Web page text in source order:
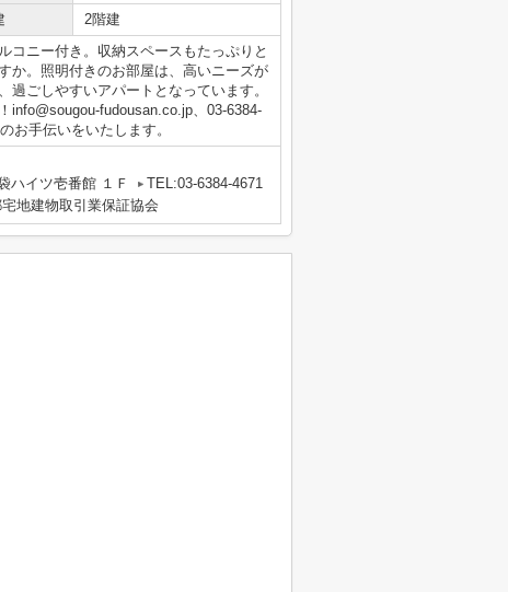
2階建
コニー付き。収納スペースもたっぷりと
か。照明付きのお部屋は、高いニーズが
ごしやすいアパートとなっています。
info@sougou-fudousan.co.jp、03-6384-
お手伝いをいたします。
ハイツ壱番館 １Ｆ
TEL:03-6384-4671
宅地建物取引業保証協会